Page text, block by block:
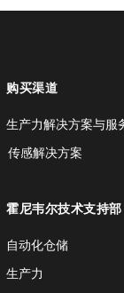
购买渠道
生产力解决方案与服
传感解决方案
霍尼韦尔技术支持部
自动化仓储
生产力